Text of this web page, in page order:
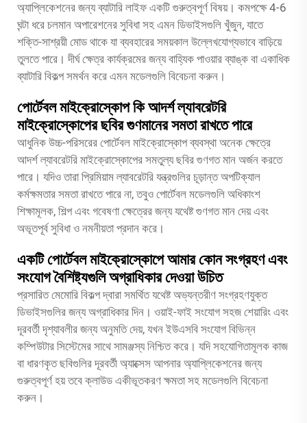
অ্যাপ্লিকেশনের জন্য ব্যাটারি লাইফ একটি গুরুত্বপূর্ণ বিষয়। কমপক্ষে 4-6
ঘন্টা ধরে চলমান অপারেশনের সুবিধা সহ এমন ডিভাইসগুলি খুঁজুন, যাতে
শক্তি-সাশ্রয়ী মোড থাকে যা ব্যবহারের সময়কাল উল্লেখযোগ্যভাবে বাড়িয়ে
তুলতে পারে। দীর্ঘ ক্ষেত্র কার্যক্রমের জন্য বাহ্যিক পাওয়ার ব্যাঙ্ক বা একাধিক
ব্যাটারি বিকল্প সমর্থন করে এমন মডেলগুলি বিবেচনা করুন।
পোর্টেবল মাইক্রোস্কোপ কি আদর্শ ল্যাবরেটরি
মাইক্রোস্কোপের ছবির গুণমানের সমতা রাখতে পারে
আধুনিক উচ্চ-পরিসরের পোর্টেবল মাইক্রোস্কোপ ব্যবস্থা অনেক ক্ষেত্রে
আদর্শ ল্যাবরেটরি মাইক্রোস্কোপের সমতুল্য ছবির গুণগত মান অর্জন করতে
পারে। যদিও তারা প্রিমিয়াম ল্যাবরেটরি যন্ত্রগুলির চূড়ান্ত অপটিক্যাল
কর্মক্ষমতার সমতা রাখতে পারে না, তবুও পোর্টেবল মডেলগুলি অধিকাংশ
শিক্ষামূলক, শিল্প এবং গবেষণা ক্ষেত্রের জন্য যথেষ্ট গুণগত মান দেয় এবং
অভূতপূর্ব সুবিধা ও নমনীয়তা প্রদান করে।
একটি পোর্টেবল মাইক্রোস্কোপে আমার কোন সংগ্রহণ এবং
সংযোগ বৈশিষ্ট্যগুলি অগ্রাধিকার দেওয়া উচিত
প্রসারিত মেমোরি বিকল্প দ্বারা সমর্থিত যথেষ্ট অভ্যন্তরীণ সংগ্রহণযুক্ত
ডিভাইসগুলির জন্য অগ্রাধিকার দিন। ওয়াই-ফাই সংযোগ সহজ শেয়ারিং এবং
দূরবর্তী দৃশ্যাবলীর জন্য অনুমতি দেয়, যখন ইউএসবি সংযোগ বিভিন্ন
কম্পিউটার সিস্টেমের সাথে সামঞ্জস্য নিশ্চিত করে। যদি সহযোগিতামূলক কাজ
বা ধারণকৃত ছবিগুলির দূরবর্তী অ্যাক্সেস আপনার অ্যাপ্লিকেশনের জন্য
গুরুত্বপূর্ণ হয় তবে ক্লাউড একীভূতকরণ ক্ষমতা সহ মডেলগুলি বিবেচনা
করুন।